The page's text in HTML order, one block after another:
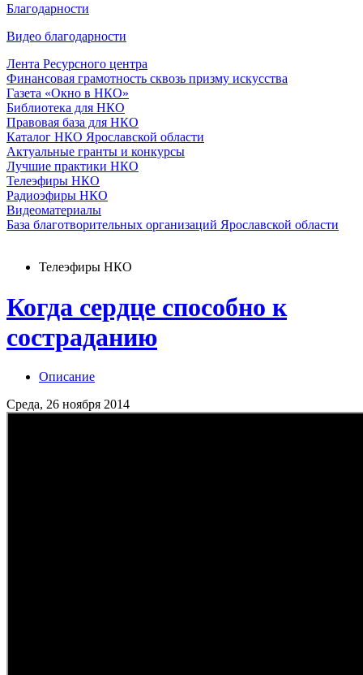
Благодарности
Видео благодарности
Лента Ресурсного центра
Финансовая грамотность сквозь призму искусства
Газета «Окно в НКО»
Библиотека для НКО
Правовая база для НКО
Каталог НКО Ярославской области
Актуальные гранты и конкурсы
Лучшие практики НКО
Телеэфиры НКО
Радиоэфиры НКО
Видеоматериалы
База благотворительных организаций Ярославской области
Телеэфиры НКО
Когда сердце способно к
состраданию
Описание
Среда, 26 ноября 2014